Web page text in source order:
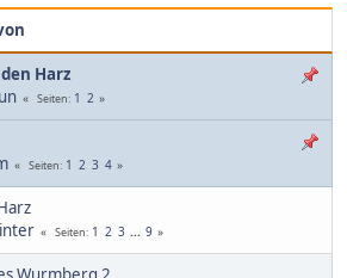
Harz
Seiten 1 2
Seiten 1 2 3 4
Seiten 1 2 3 ... 9